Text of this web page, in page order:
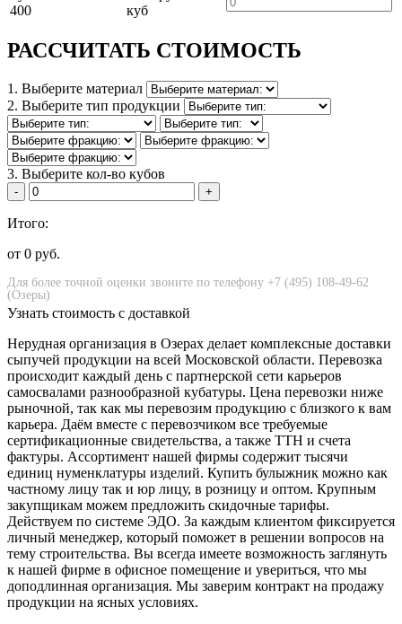
400
куб
РАССЧИТАТЬ СТОИМОСТЬ
1. Выберите материал
2. Выберите тип продукции
3. Выберите кол-во кубов
- +
Итого:
от 0 руб.
Узнать стоимость с доставкой
Нерудная организация в Озерах делает комплексные доставки
сыпучей продукции на всей Московской области. Перевозка
происходит каждый день с партнерской сети карьеров
самосвалами разнообразной кубатуры. Цена перевозки ниже
рыночной, так как мы перевозим продукцию с близкого к вам
карьера. Даём вместе с перевозчиком все требуемые
сертификационные свидетельства, а также ТТН и счета
фактуры. Ассортимент нашей фирмы содержит тысячи
единиц нуменклатуры изделий. Купить булыжник можно как
частному лицу так и юр лицу, в розницу и оптом. Крупным
закупщикам можем предложить скидочные тарифы.
Действуем по системе ЭДО. За каждым клиентом фиксируется
личный менеджер, который поможет в решении вопросов на
тему строительства. Вы всегда имеете возможность заглянуть
к нашей фирме в офисное помещение и увериться, что мы
доподлинная организация. Мы заверим контракт на продажу
продукции на ясных условиях.